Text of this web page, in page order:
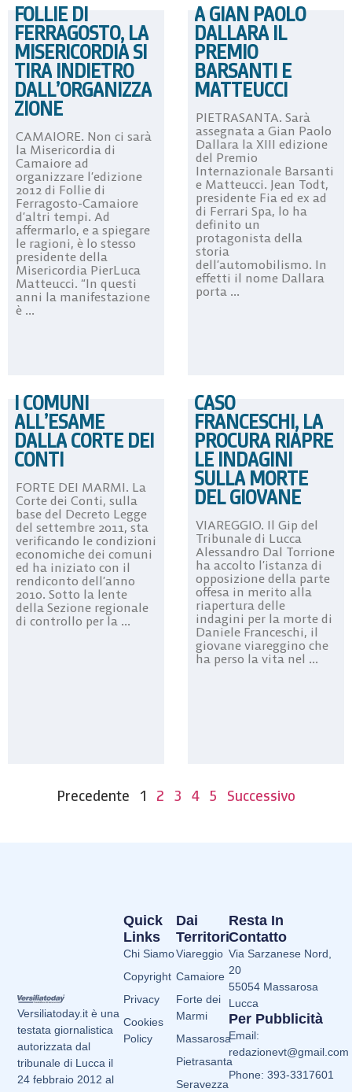
FOLLIE DI
FERRAGOSTO, LA
MISERICORDIA SI
TIRA INDIETRO
DALL’ORGANIZZA
ZIONE
CAMAIORE. Non ci sarà
la Misericordia di
Camaiore ad
organizzare l’edizione
2012 di Follie di
Ferragosto-Camaiore
d’altri tempi. Ad
affermarlo, e a spiegare
le ragioni, è lo stesso
presidente della
Misericordia PierLuca
Matteucci. “In questi
anni la manifestazione
è ...
A GIAN PAOLO
DALLARA IL
PREMIO
BARSANTI E
MATTEUCCI
PIETRASANTA. Sarà
assegnata a Gian Paolo
Dallara la XIII edizione
del Premio
Internazionale Barsanti
e Matteucci. Jean Todt,
presidente Fia ed ex ad
di Ferrari Spa, lo ha
definito un
protagonista della
storia
dell’automobilismo. In
effetti il nome Dallara
porta ...
I COMUNI
ALL’ESAME
DALLA CORTE DEI
CONTI
FORTE DEI MARMI. La
Corte dei Conti, sulla
base del Decreto Legge
del settembre 2011, sta
verificando le condizioni
economiche dei comuni
ed ha iniziato con il
rendiconto dell’anno
2010. Sotto la lente
della Sezione regionale
di controllo per la ...
CASO
FRANCESCHI, LA
PROCURA RIAPRE
LE INDAGINI
SULLA MORTE
DEL GIOVANE
VIAREGGIO. Il Gip del
Tribunale di Lucca
Alessandro Dal Torrione
ha accolto l’istanza di
opposizione della parte
offesa in merito alla
riapertura delle
indagini per la morte di
Daniele Franceschi, il
giovane viareggino che
ha perso la vita nel ...
Precedente 1 2 3 4 5 Successivo
Versiliatoday.it è una
testata giornalistica
autorizzata dal
tribunale di Lucca il
24 febbraio 2012 al
Dai
Territori
Viareggio
Camaiore
Forte dei
Marmi
Massarosa
Pietrasanta
Seravezza
Quick
Links
Chi Siamo
Copyright
Privacy
Cookies
Policy
Resta In
Contatto
Via Sarzanese Nord,
20
55054 Massarosa
Lucca
Per Pubblicità
Email:
redazionevt@gmail.com
Phone: 393-3317601